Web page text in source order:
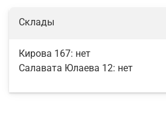
Склады
Кирова 167: нет
Салавата Юлаева 12: нет